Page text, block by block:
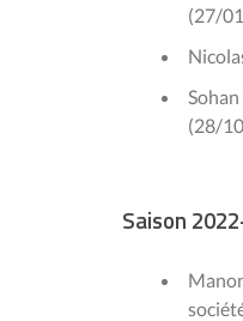
(27/
(28/
Saison